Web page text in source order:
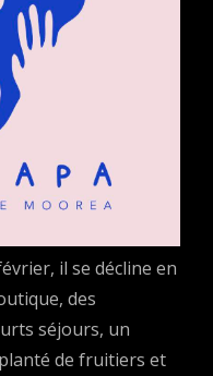
il se décline en
des
séjours, un
de fruitiers et